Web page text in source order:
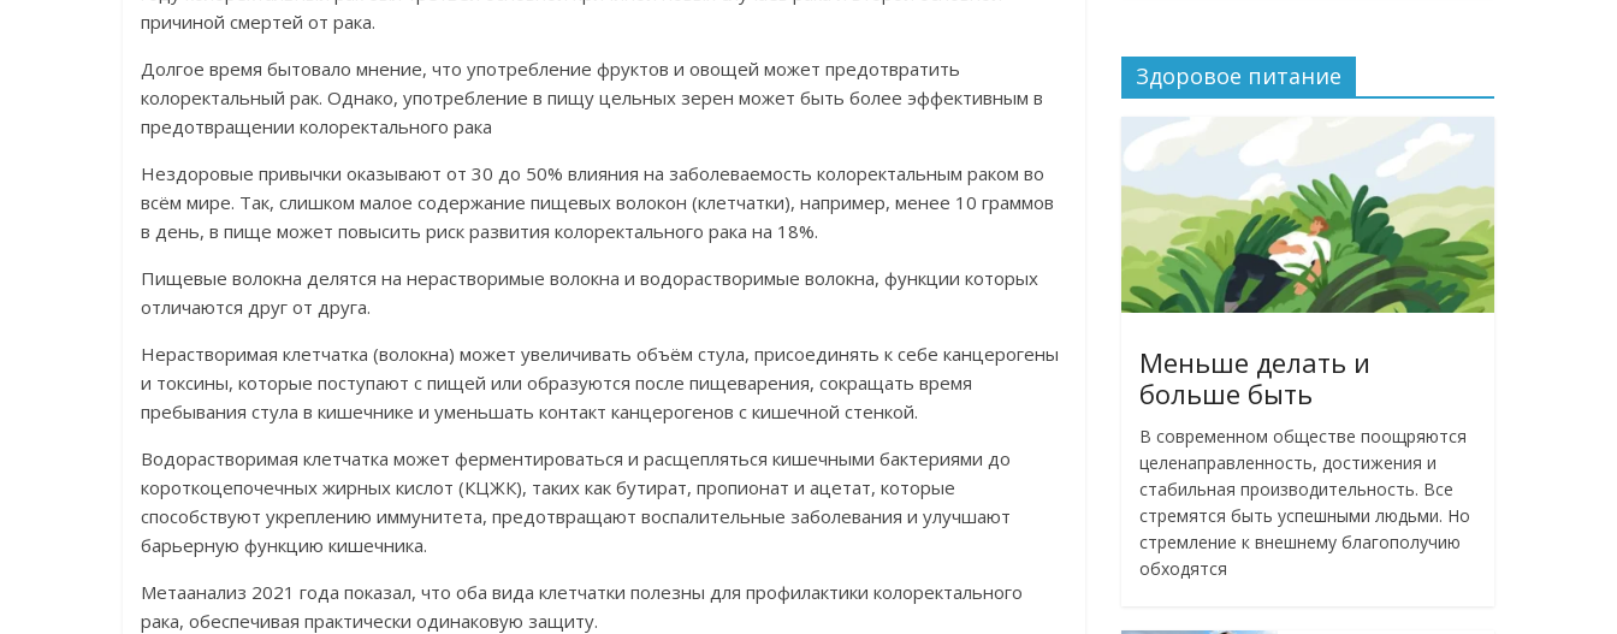
причиной смертей от рака.
Долгое время бытовало мнение, что употребление фруктов и овощей может предотвратить
колоректальный рак. Однако, употребление в пищу цельных зерен может быть более эффективным в
предотвращении колоректального рака
Нездоровые привычки оказывают от 30 до 50% влияния на заболеваемость колоректальным раком во
всём мире. Так, слишком малое содержание пищевых волокон (клетчатки), например, менее 10 граммов
в день, в пище может повысить риск развития колоректального рака на 18%.
Пищевые волокна делятся на нерастворимые волокна и водорастворимые волокна, функции которых
отличаются друг от друга.
Нерастворимая клетчатка (волокна) может увеличивать объём стула, присоединять к себе канцерогены
и токсины, которые поступают с пищей или образуются после пищеварения, сокращать время
пребывания стула в кишечнике и уменьшать контакт канцерогенов с кишечной стенкой.
Водорастворимая клетчатка может ферментироваться и расщепляться кишечными бактериями до
короткоцепочечных жирных кислот (КЦЖК), таких как бутират, пропионат и ацетат, которые
способствуют укреплению иммунитета, предотвращают воспалительные заболевания и улучшают
барьерную функцию кишечника.
Метаанализ 2021 года показал, что оба вида клетчатки полезны для профилактики колоректального
рака, обеспечивая практически одинаковую защиту.
Здоровое питание
Меньше делать и
больше быть
В современном обществе поощряются
целенаправленность, достижения и
стабильная производительность. Все
стремятся быть успешными людьми. Но
стремление к внешнему благополучию
обходятся